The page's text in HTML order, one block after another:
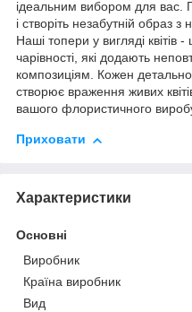
ідеальним вибором для вас.
і створіть незабутній образ
Наші топери у вигляді квітів
чарівності, які додають
композиціям. Кожен
створює враження живих
вашого флористичного
Приховати
Характеристики
Основні
Виробник
Країна виробник
Вид